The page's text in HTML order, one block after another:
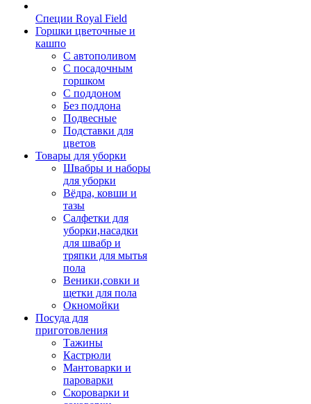
Специи Royal Field
Горшки цветочные и
кашпо
С автополивом
С посадочным
горшком
С поддоном
Без поддона
Подвесные
Подставки для
цветов
Товары для уборки
Швабры и наборы
для уборки
Вёдра, ковши и
тазы
Салфетки для
уборки,насадки
для швабр и
тряпки для мытья
пола
Веники,совки и
щетки для пола
Окномойки
Посуда для
приготовления
Тажины
Кастрюли
Мантоварки и
пароварки
Скороварки и